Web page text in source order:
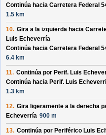
Continúa hacia Carretera Federal
1.5 km
10. Gira a la izquierda hacia
Luis Echeverría
Continúa hacia Carretera Federal
6.4 km
11. Continúa por Perif. Luis
Continúa hacia Perif. Luis
1.3 km
12. Gira ligeramente a la derecha
Echeverría 900 m
13. Continúa por Periférico Luis